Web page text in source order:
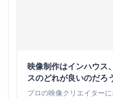
映像制作はインハウス
スのどれが良いのだろ
とデメリット
プロの映像クリエイター